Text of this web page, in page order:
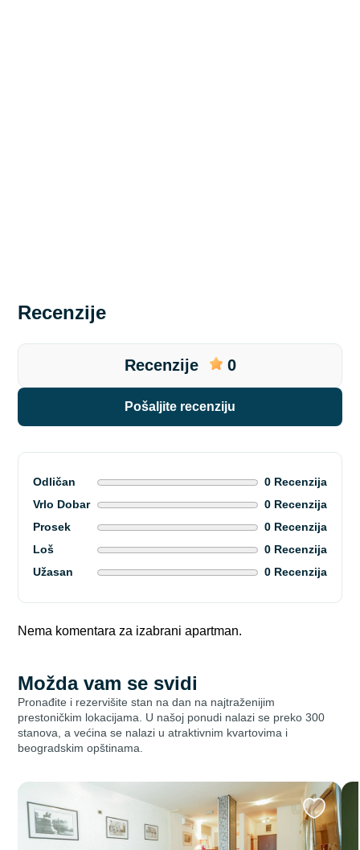
Recenzije
Recenzije 0
pošaljite recenziju
Odličan
0 Recenzija
Vrlo Dobar
0 Recenzija
Prosek
0 Recenzija
Loš
0 Recenzija
Užasan
0 Recenzija
Nema komentara za izabrani apartman.
Možda vam se svidi
Pronađite i rezervišite stan na dan na najtraženijim
prestoničkim lokacijama. U našoj ponudi nalazi se preko 300
stanova, a većina se nalazi u atraktivnim kvartovima i
beogradskim opštinama.